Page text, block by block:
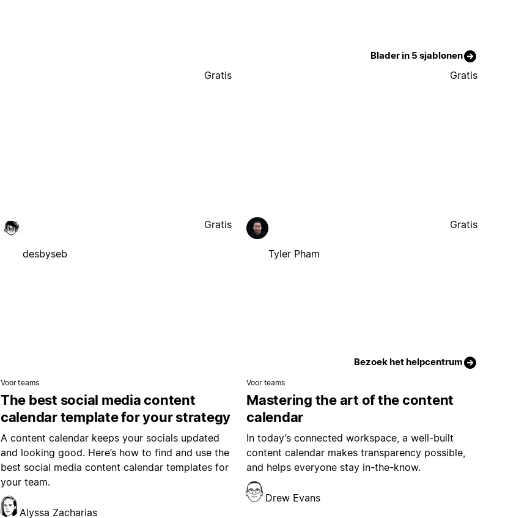
Blader in 5 sjablonen
Gratis Gratis
desbyseb
Gratis
Tyler Pham
Gratis
Bezoek het helpcentrum
Voor teams
The best social media content
calendar template for your strategy
A content calendar keeps your socials updated
and looking good. Here’s how to find and use the
best social media content calendar templates for
your team.
Alyssa Zacharias
Voor teams
Mastering the art of the content
calendar
In today’s connected workspace, a well-built
content calendar makes transparency possible,
and helps everyone stay in-the-know.
Drew Evans